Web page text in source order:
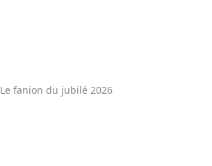
Le fanion du jubilé 2026